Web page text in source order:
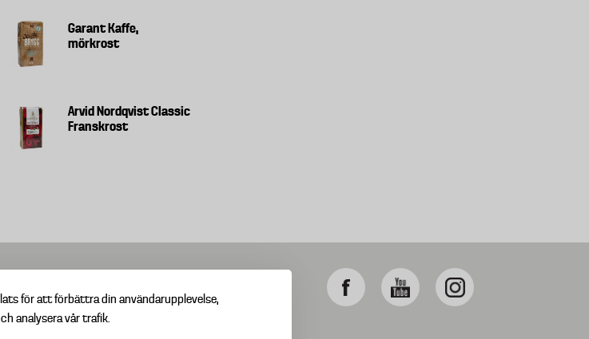
för att förbättra din användarupplevelse,
analysera vår trafik.
Garant Kaffe,
mörkrost
Arvid Nordqvist Classic
Franskrost